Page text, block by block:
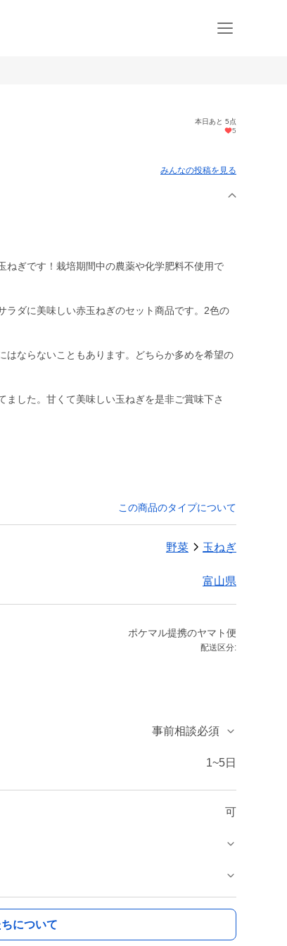
本日あと 5点
5
みんなの投稿を見る
ねぎです！栽培期間中の農薬や化学肥料不使用で
ラダに美味しい赤玉ねぎのセット商品です。2色の
はならないこともあります。どちらか多めを希望の
した。甘くて美味しい玉ねぎを是非ご賞味下さ
この商品のタイプについて
野菜 玉ねぎ
富山県
ポケマル提携のヤマト便
配送区分:
事前相談必須
1~5日
可
について